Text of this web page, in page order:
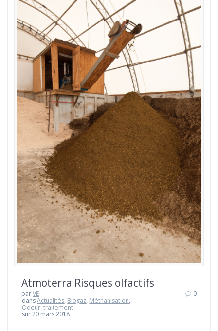
Atmoterra Risques olfactifs
parVE
dansActualités, Biogaz, Méthanisation,
Odeur,traitement
sur 20 mars 2018
0